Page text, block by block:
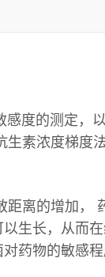
度的测定，
素浓度梯度
距离的增加，
生长，从而
药物的敏感